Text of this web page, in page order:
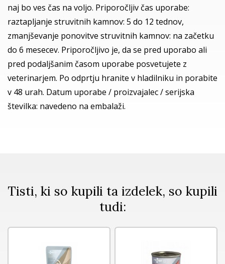
naj bo ves čas na voljo. Priporočljiv čas uporabe:
raztapljanje struvitnih kamnov: 5 do 12 tednov,
zmanjševanje ponovitve struvitnih kamnov: na začetku
do 6 mesecev. Priporočljivo je, da se pred uporabo ali
pred podaljšanim časom uporabe posvetujete z
veterinarjem. Po odprtju hranite v hladilniku in porabite
v 48 urah. Datum uporabe / proizvajalec / serijska
številka: navedeno na embalaži.
Tisti, ki so kupili ta izdelek, so kupili
tudi: